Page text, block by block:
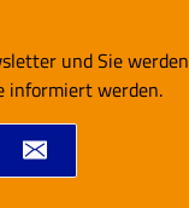
und Sie werden
informiert werden.